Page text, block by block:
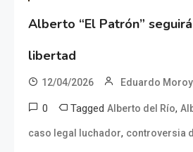
Alberto “El Patrón”
libertad
12/04/2026 Eduardo
0 Tagged Alberto del Río,
caso legal luchador, controversia